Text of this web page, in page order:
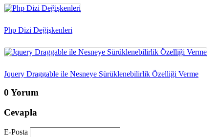
Php Dizi Değişkenleri
Jquery Draggable ile Nesneye Sürüklenebilirlik Özelliği Verme
0 Yorum
Cevapla
E-Posta